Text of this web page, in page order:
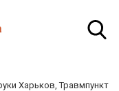
Харьков, Травмпункт